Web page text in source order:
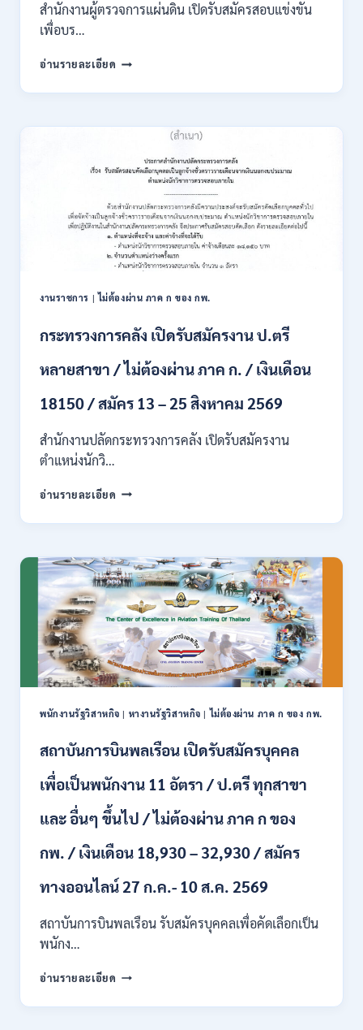
สูงสุด
15
2569
สำนักงานผู้ตรวจการแผ่นดิน เปิดรับสมัครสอบแข่งขัน
เพื่อบร…
อ่านรายละเอียด สำนักงาน
ตรวจ
แผ่น
รับ
สอบ
แข่งขัน
เพื่อ
บรรจุ
เป็น
44
/
และ
ทุก
/
ผ่าน
สมัคร
ได้
/
เงิน
เดือน
สูงสุด
23,600
/
ONLINE
13
ส.ค.
งานราชการ |ไม่ต้องผ่าน ภาค ก ของ กพ.
กระทรวงการคลัง เปิดรับสมัครงาน ป.ตรี
หลายสาขา / ไม่ต้องผ่าน ภาค ก. / เงินเดือน
18150 / สมัคร 13 – 25 สิงหาคม 2569
สำนักงานปลัดกระทรวงการคลัง เปิดรับสมัครงาน
ตำแหน่งนักวิ…
อ่านรายละเอียด กระทรวง
คลัง
รับ
สมัคร
งาน
ป.ตรี
หลาย
สาขา
/
ไม่
ต้อง
ภาค
/
เดือน
/
13
25
สิงหาคม
2569
พนักงานรัฐวิสาหกิจ | หางานรัฐวิสาหกิจ |ไม่ต้องผ่าน ภาค ก ของ กพ.
สถาบันการบินพลเรือน เปิดรับสมัครบุคคล
เพื่อเป็นพนักงาน 11 อัตรา / ป.ตรี ทุกสาขา
และ อื่นๆ ขึ้นไป / ไม่ต้องผ่าน ภาค ก ของ
กพ. / เงินเดือน 18,930 – 32,930 / สมัคร
ทางออนไลน์ 27 ก.ค.- 10 ส.ค. 2569
สถาบันการบินพลเรือน รับสมัครบุคคลเพื่อคัดเลือกเป็น
พนักง…
อ่านรายละเอียด สถาบัน
บิน